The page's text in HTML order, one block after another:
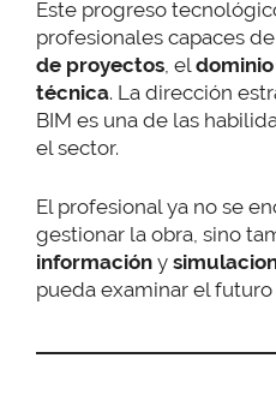
Este progreso
profesionales capaces de
de proyectos, el
técnica. La dirección
BIM es una de las
el sector.
El profesional ya no se
gestionar la obra, sino
información y
pueda examinar el